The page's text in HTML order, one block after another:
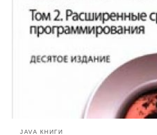
JAVA КНИГИ